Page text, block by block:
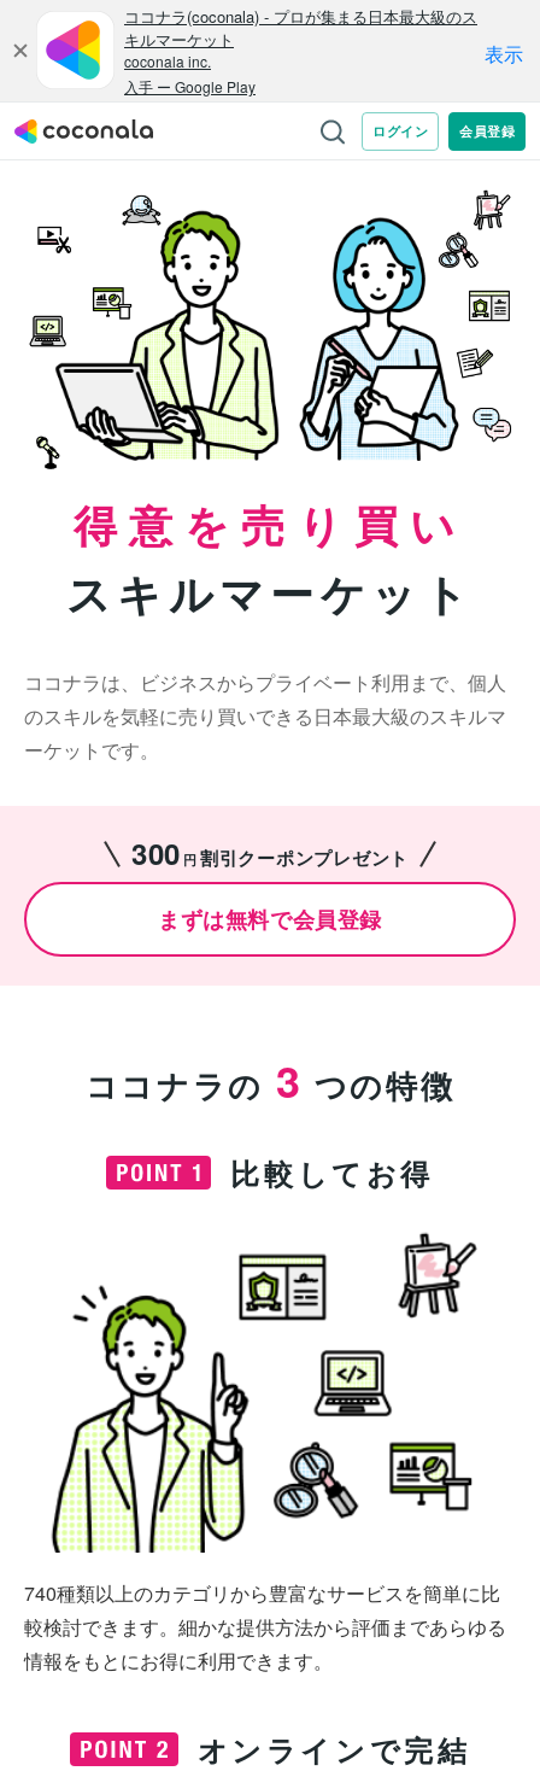
得意を売り買い
スキルマーケット
ココナラは、ビジネスからプライベート利用まで、個人
のスキルを気軽に売り買いできる日本最大級のスキルマ
ーケットです。
300 円 割引クーポンプレゼント
まずは無料で会員登録
ココナラの 3 つの特徴
比較してお得
740種類以上のカテゴリから豊富なサービスを簡単に比
較検討できます。細かな提供方法から評価まであらゆる
情報をもとにお得に利用できます。
オンラインで完結